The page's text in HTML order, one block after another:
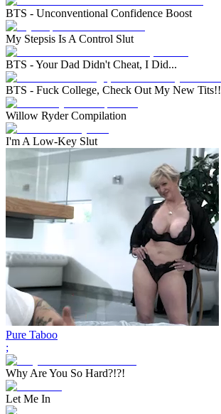
BTS - Unconventional Confidence Boost
My Stepsis Is A Control Slut
BTS - Your Dad Didn't Cheat, I Did...
BTS - Fuck College, Check Out My New Tits!!
Willow Ryder Compilation
I'm A Low-Key Slut
Pure Taboo
;
Why Are You So Hard?!?!
Let Me In